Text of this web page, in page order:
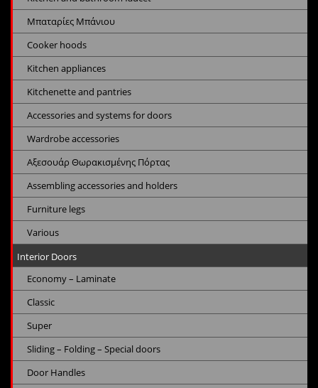
Μπαταρίες Μπάνιου
Cooker hoods
Kitchen appliances
Kitchenette and pantries
Accessories and systems for doors
Wardrobe accessories
Αξεσουάρ Θωρακισμένης Πόρτας
Assembling accessories and holders
Furniture legs
Various
Interior Doors
Economy – Laminate
Classic
Super
Sliding – Folding – Special doors
Door Handles